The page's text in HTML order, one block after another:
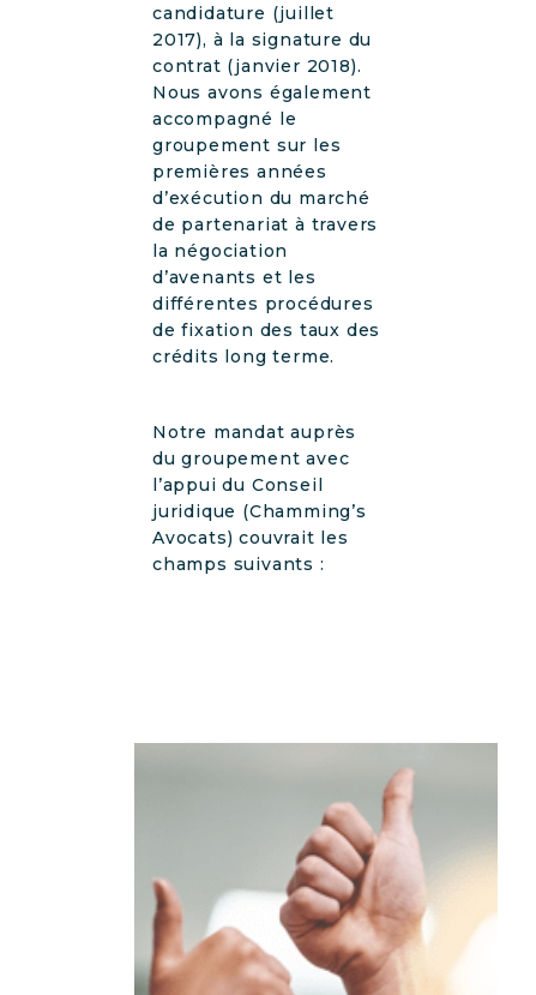
candidature (juillet
2017), à la signature du
contrat (janvier 2018).
Nous avons également
accompagné le
groupement sur les
premières années
d’exécution du marché
de partenariat à travers
la négociation
d’avenants et les
différentes procédures
de fixation des taux des
crédits long terme.
Notre mandat auprès
du groupement avec
l’appui du Conseil
juridique (Chamming’s
Avocats) couvrait les
champs suivants :